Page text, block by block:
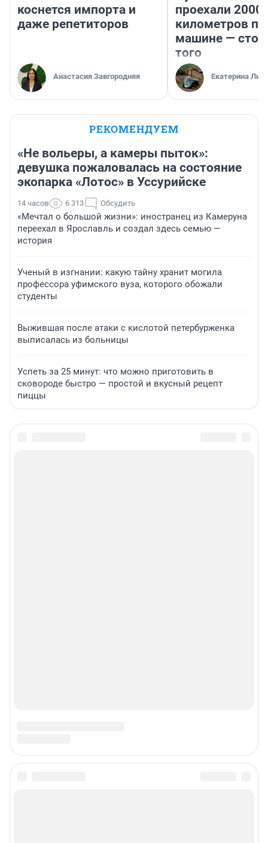
коснется импорта и
даже репетиторов
Анастасия Завгородняя
проехали 2000
километров по
машине —
того
Екатерина
РЕКОМЕНДУЕМ
«Не вольеры, а камеры пыток»:
девушка пожаловалась на состояние
экопарка «Лотос» в Уссурийске
14 часов 6 313 Обсудить
«Мечтал о большой жизни»: иностранец из Камеруна
переехал в Ярославль и создал здесь семью —
история
Ученый в изгнании: какую тайну хранит могила
профессора уфимского вуза, которого обожали
студенты
Выжившая после атаки с кислотой петербурженка
выписалась из больницы
Успеть за 25 минут: что можно приготовить в
сковороде быстро — простой и вкусный рецепт
пиццы